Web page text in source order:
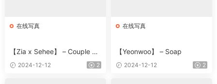
在线写真
【Zia x Sehee】 – Couple Bu
rma2024-12-12 2
在线写真
【Yeonwoo】 – Soap
2024-12-12 2